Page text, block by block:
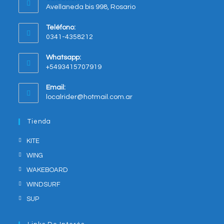
Avellaneda bis 998, Rosario
in
new
tab
Teléfono:
0341-4358212
Whatsapp:
+5493415707919
in
Email:
localrider@hotmail.com.arOpens
Tienda
KITE
WING
WAKEBOARD
WINDSURF
SUP